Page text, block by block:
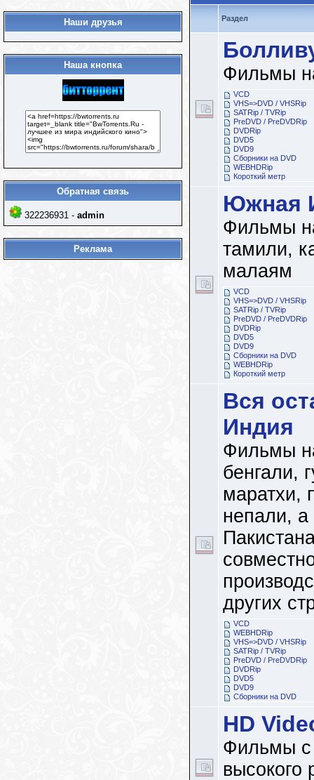
Наши друзья
Наша кнопка
Обратная связь
322236931 - admin
Реклама
Раздел
Фильмы
VCD
VHS=>DVD / VHSRip
SATRip / TVRip
PreDVD / PreDVDRip
DVDRip
DVD5
DVD9
Сборники на DVD
WEBHDRip
Короткий метр
Южная
Фильмы
тамили,
малаям
VCD
VHS=>DVD / VHSRip
SATRip / TVRip
PreDVD / PreDVDRip
DVDRip
DVD5
DVD9
Сборники на DVD
WEBHDRip
Короткий метр
Вся
Индия
Фильмы
бенгали,
маратхи,
непали, а
других
VCD
WEBHDRip
VHS=>DVD / VHSRip
SATRip / TVRip
PreDVD / PreDVDRip
DVDRip
DVD5
DVD9
Сборники на DVD
HD
Фильмы с
высокого